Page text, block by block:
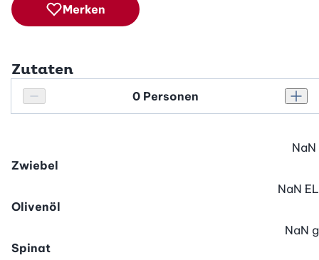
Merken
Zutaten
Personenanzahl verringern
Personenanzahl
Zwiebel
NaN
Olivenöl
NaN EL
Spinat
NaN g